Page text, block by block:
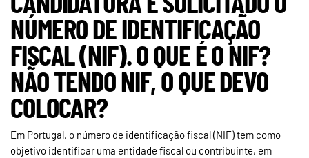
NÚMERO DE IDENTIFICAÇÃO
FISCAL (NIF). O QUE É O NIF?
NÃO TENDO NIF, O QUE DEVO
COLOCAR?
Em Portugal, o número de identificação fiscal (NIF) tem como
objetivo identificar uma entidade fiscal ou contribuinte, em